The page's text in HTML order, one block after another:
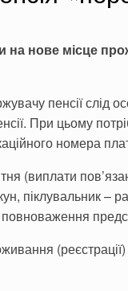
на нове місце
пенсії слід
При цьому
номера
(виплати
піклувальник –